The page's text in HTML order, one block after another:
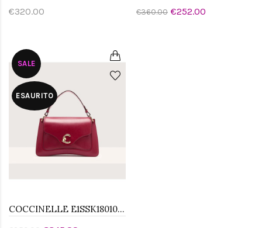
€320.00
€360.00 €252.00
SALE
ESAURITO
COCCINELLE E1SSK180101R16 BORSA A MANO